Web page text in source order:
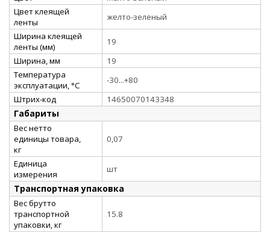
Цвет клеящей
ленты
желто-зеленый
Ширина клеящей
ленты (мм)
19
Ширина, мм
19
Температура
эксплуатации, °C
-30...+80
Штрих-код
14650070143348
Габариты
Вес нетто
единицы товара,
кг
0,07
Единица
измерения
шт
Транспортная упаковка
Вес брутто
транспортной
упаковки, кг
15.8